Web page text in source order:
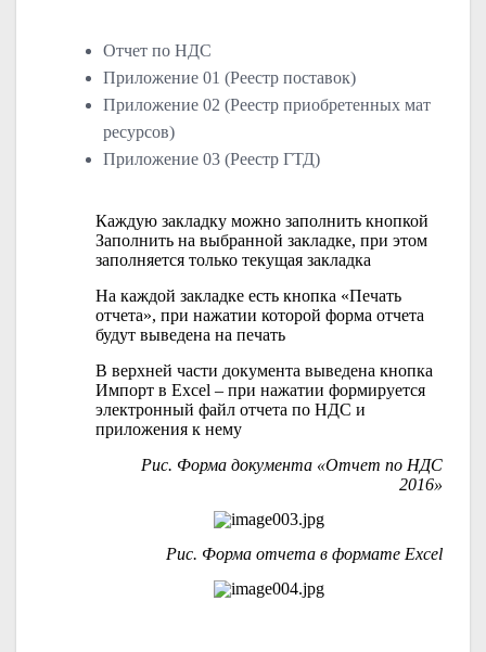
Отчет по НДС
Приложение 01 (Реестр поставок)
Приложение 02 (Реестр приобретенных мат
ресурсов)
Приложение 03 (Реестр ГТД)
Каждую закладку можно заполнить кнопкой
Заполнить на выбранной закладке, при этом
заполняется только текущая закладка
На каждой закладке есть кнопка «Печать
отчета», при нажатии которой форма отчета
будут выведена на печать
В верхней части документа выведена кнопка
Импорт в Excel – при нажатии формируется
электронный файл отчета по НДС и
приложения к нему
Рис. Форма документа «Отчет по НДС
2016»
Рис. Форма отчета в формате Excel